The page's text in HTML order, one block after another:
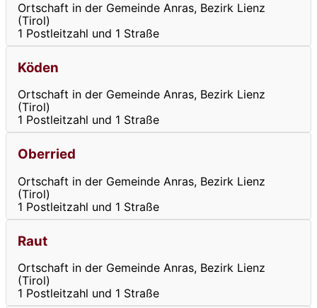
Ortschaft in der Gemeinde Anras, Bezirk Lienz
(Tirol)
1 Postleitzahl und 1 Straße
Köden
Ortschaft in der Gemeinde Anras, Bezirk Lienz
(Tirol)
1 Postleitzahl und 1 Straße
Oberried
Ortschaft in der Gemeinde Anras, Bezirk Lienz
(Tirol)
1 Postleitzahl und 1 Straße
Raut
Ortschaft in der Gemeinde Anras, Bezirk Lienz
(Tirol)
1 Postleitzahl und 1 Straße